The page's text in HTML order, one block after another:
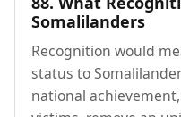
Somalilanders
Recognition would
status to
national